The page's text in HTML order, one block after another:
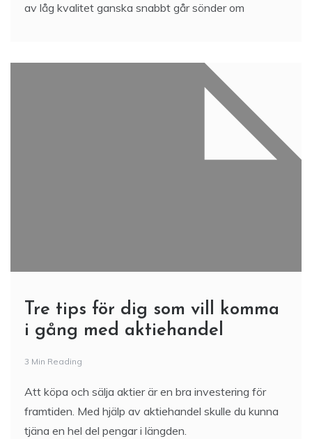
av låg kvalitet ganska snabbt går sönder om
Tre tips för dig som vill komma
i gång med aktiehandel
3 Min Reading
Att köpa och sälja aktier är en bra investering för
framtiden. Med hjälp av aktiehandel skulle du kunna
tjäna en hel del pengar i längden.